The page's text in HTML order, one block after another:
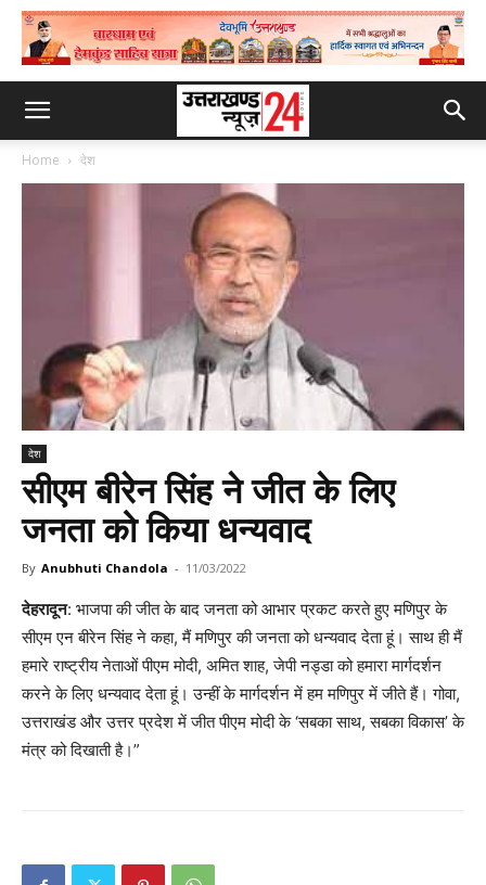
Home देश
देश
सीएम बीरेन सिंह ने जीत के लिए
जनता को किया धन्यवाद
By Anubhuti Chandola - 11/03/2022
देहरादून: भाजपा की जीत के बाद जनता को आभार प्रकट करते हुए मणिपुर के
सीएम एन बीरेन सिंह ने कहा, मैं मणिपुर की जनता को धन्यवाद देता हूं। साथ ही मैं
हमारे राष्ट्रीय नेताओं पीएम मोदी, अमित शाह, जेपी नड्डा को हमारा मार्गदर्शन
करने के लिए धन्यवाद देता हूं। उन्हीं के मार्गदर्शन में हम मणिपुर में जीते हैं। गोवा,
उत्तराखंड और उत्तर प्रदेश में जीत पीएम मोदी के ‘सबका साथ, सबका विकास’ के
मंत्र को दिखाती है।”